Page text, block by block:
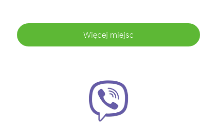
Więcej miejsc